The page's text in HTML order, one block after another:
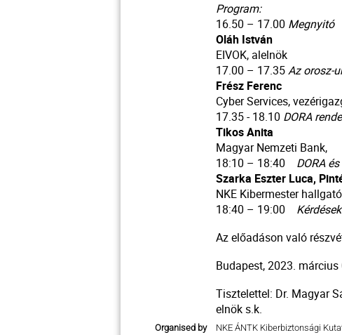
Program:
16.50 – 17.00 Megnyitó
Oláh István
EIVOK, alelnök
17.00 – 17.35Az orosz-
Frész Ferenc
Cyber Services,
17.35 - 18.10 DORA
Tikos Anita
Magyar Nemzeti Bank,
18:10 – 18:40
DORA
Szarka Eszter Luca,
NKE Kibermester
18:40 – 19:00
Az előadáson való
Budapest, 2023. március
Tisztelettel: Dr. Magyar
elnök s.k.
Organised by NKE ÁNTK Kiberbiztonsági